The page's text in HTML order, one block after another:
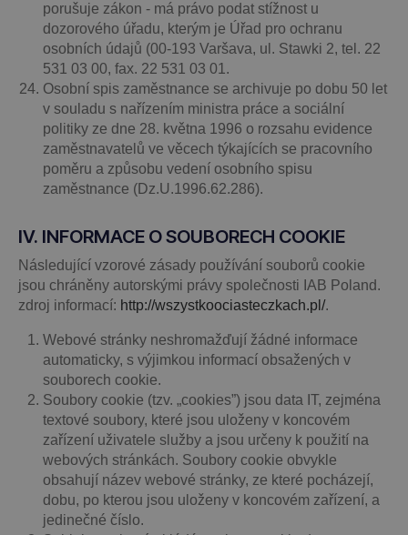
porušuje zákon - má právo podat stížnost u
dozorového úřadu, kterým je Úřad pro ochranu
osobních údajů (00-193 Varšava, ul. Stawki 2, tel. 22
531 03 00, fax. 22 531 03 01.
Osobní spis zaměstnance se archivuje po dobu 50 let
v souladu s nařízením ministra práce a sociální
politiky ze dne 28. května 1996 o rozsahu evidence
zaměstnavatelů ve věcech týkajících se pracovního
poměru a způsobu vedení osobního spisu
zaměstnance (Dz.U.1996.62.286).
IV. INFORMACE O SOUBORECH COOKIE
Následující vzorové zásady používání souborů cookie
jsou chráněny autorskými právy společnosti IAB Poland.
zdroj informací: http://wszystkoociasteczkach.pl/.
Webové stránky neshromažďují žádné informace
automaticky, s výjimkou informací obsažených v
souborech cookie.
Soubory cookie (tzv. „cookies”) jsou data IT, zejména
textové soubory, které jsou uloženy v koncovém
zařízení uživatele služby a jsou určeny k použití na
webových stránkách. Soubory cookie obvykle
obsahují název webové stránky, ze které pocházejí,
dobu, po kterou jsou uloženy v koncovém zařízení, a
jedinečné číslo.